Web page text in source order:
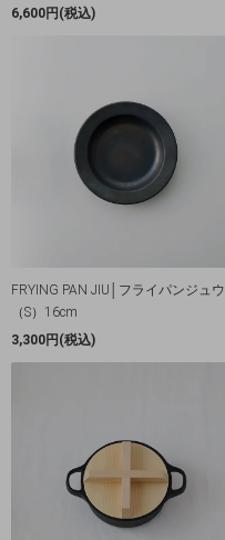
6,600円(税込)
FRYING PAN JIU│フライパンジュウ
（S）16cm
3,300円(税込)